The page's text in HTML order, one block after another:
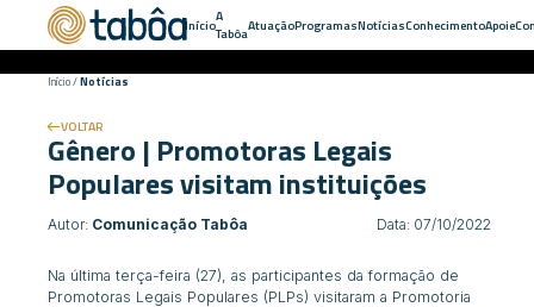
InícioA
TabôaAtuaçãoProgramasNotíciasConhecimentoApoie
Início/Notícias
Gênero | Promotoras Legais
Populares visitam instituições
VOLTAR
Autor: Comunicação Tabôa Data: 07/10/2022
Na última terça-feira (27), as participantes da formação de
Promotoras Legais Populares (PLPs) visitaram a Promotoria